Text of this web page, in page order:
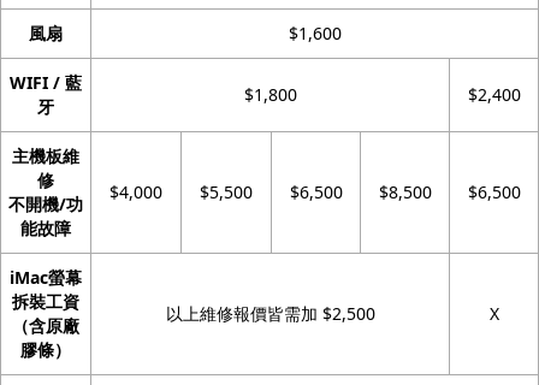
風扇 $1,600
WIFI / 藍
牙
$1,800 $2,400
主機板維
修
不開機/功
能故障
$4,000 $5,500 $6,500 $8,500 $6,500
iMac螢幕
拆裝工資
（含原廠
膠條）
以上維修報價皆需加 $2,500 X